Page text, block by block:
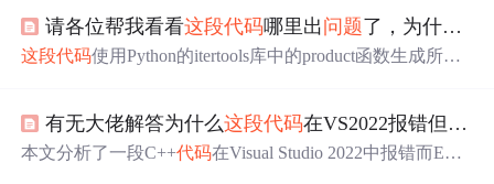
解决问题而非直接转向canvas，并分享了解决方案：先创
建SVG元素，设定属性，再创建并添加line元素到SVG，最
请各位帮我看看这段代码哪里出问题了，为什么输出的列表为空呢
这段代码使用Python的itertools库中的product函数生成所有
储在列表perm中。,
有无大佬解答为什么这段代码在VS2022报错但在embarcadero c++没
本文分析了一段C++代码在Visual Studio 2022中报错而Emb